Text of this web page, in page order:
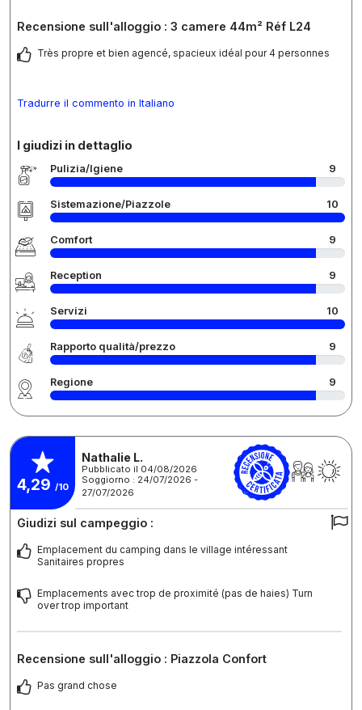
Recensione sull'alloggio : 3 camere 44m² Réf L24
Très propre et bien agencé, spacieux idéal pour 4 personnes
Tradurre il commento in Italiano
I giudizi in dettaglio
Pulizia/Igiene 9
Sistemazione/Piazzole 10
Comfort 9
Reception 9
Servizi 10
Rapporto qualità/prezzo 9
Regione 9
4,29 /10
Nathalie L.
Pubblicato il 04/08/2026
Soggiorno : 24/07/2026 -
27/07/2026
Giudizi sul campeggio :
Emplacement du camping dans le village intéressant
Sanitaires propres
Emplacements avec trop de proximité (pas de haies) Turn
over trop important
Recensione sull'alloggio : Piazzola Confort
Pas grand chose